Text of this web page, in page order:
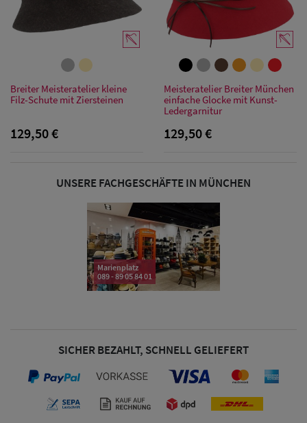
Sonnenschilder
Damen
Snapback Caps
Großgrößen
Breiter Meisteratelier kleine
Filz-Schute mit Ziersteinen
129,50 €
Meisteratelier Breiter München
einfache Glocke mit Kunst-
Ledergarnitur
129,50 €
UNSERE FACHGESCHÄFTE IN MÜNCHEN
Marienplatz
089 - 89 05 84 01
SICHER BEZAHLT, SCHNELL GELIEFERT